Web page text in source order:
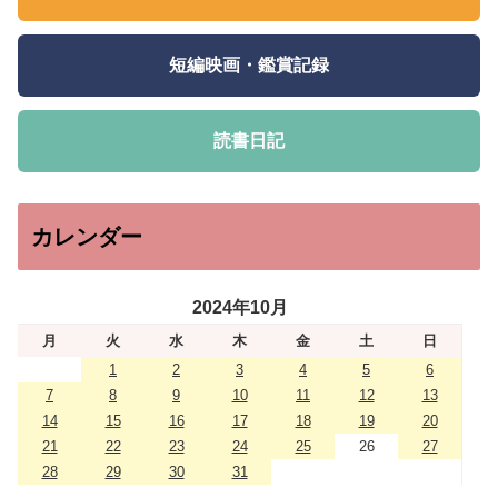
短編映画・鑑賞記録
読書日記
カレンダー
2024年10月
月 火 水 木 金 土
日
1
2 3 4 5
6
7
8 9 10 11 12
13
14
15 16 17 18 19
20
21
22 23 24 25 26
27
28
29 30 31